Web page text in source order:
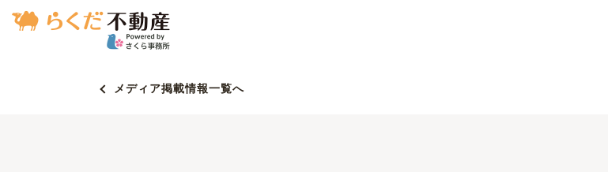
メディア掲載情報一覧へ